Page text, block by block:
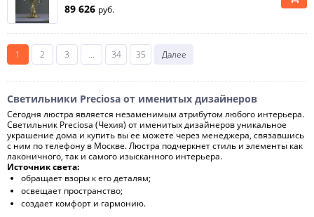
89 626 руб.
1 2 3 ... 34 35 Далее
Светильники Preciosa от именитых дизайнеров
Сегодня люстра является незаменимым атрибутом любого интерьера.
Светильник Preciosa (Чехия) от именитых дизайнеров уникальное
украшение дома и купить вы ее можете через менеджера, связавшись
с ним по телефону в Москве. Люстра подчеркнет стиль и элементы как
лаконичного, так и самого изысканного интерьера.
Источник света:
обращает взоры к его деталям;
освещает пространство;
создает комфорт и гармонию.